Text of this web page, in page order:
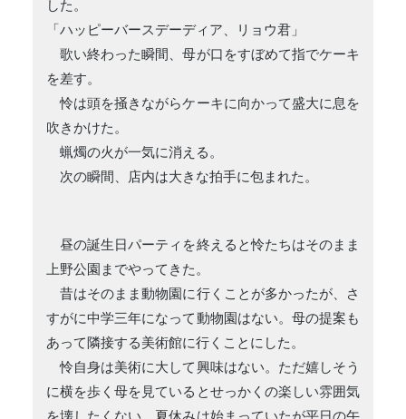
した。
「ハッピーバースデーディア、リョウ君」
歌い終わった瞬間、母が口をすぼめて指でケーキ
を差す。
怜は頭を掻きながらケーキに向かって盛大に息を
吹きかけた。
蝋燭の火が一気に消える。
次の瞬間、店内は大きな拍手に包まれた。
昼の誕生日パーティを終えると怜たちはそのまま
上野公園までやってきた。
昔はそのまま動物園に行くことが多かったが、さ
すがに中学三年になって動物園はない。母の提案も
あって隣接する美術館に行くことにした。
怜自身は美術に大して興味はない。ただ嬉しそう
に横を歩く母を見ているとせっかくの楽しい雰囲気